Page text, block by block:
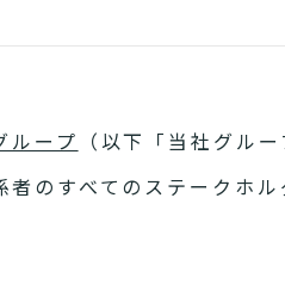
ループ （以下「当社グル
者のすべてのステークホ